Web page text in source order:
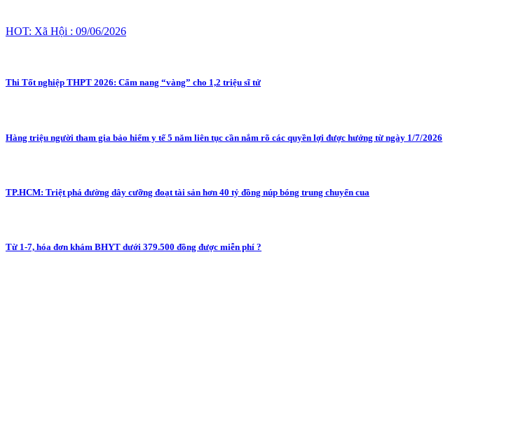
HOT: Xã Hội : 09/06/2026
Thi Tốt nghiệp THPT 2026: Cẩm nang “vàng” cho 1,2 triệu sĩ tử
Hàng triệu người tham gia bảo hiểm y tế 5 năm liên tục cần nắm rõ các quyền lợi được hưởng từ ngày 1/7/2026
TP.HCM: Triệt phá đường dây cưỡng đoạt tài sản hơn 40 tỷ đồng núp bóng trung chuyển cua
Từ 1-7, hóa đơn khám BHYT dưới 379.500 đồng được miễn phí ?